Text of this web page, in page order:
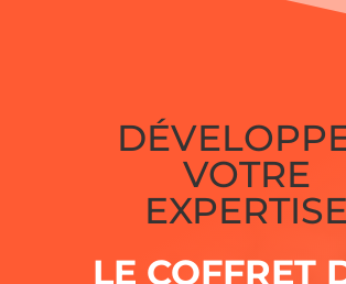
VOTRE
EXPERTISE
LE COFFRET